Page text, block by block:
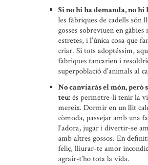
Si no hi ha demanda, no hi
les fàbriques de cadells són
gosses sobreviuen en gàbies
estretes, i l’única cosa que
criar. Si tots adoptéssim,
fàbriques tancarien i
superpoblació d’animals al
No canviaràs el món, però
teu:és permetre-li tenir la
mereix. Dormir en un llit
còmoda, passejar amb una
l’adora, jugar i divertir-se
amb altres gossos. En
feliç, lliurar-te amor
agrair-t’ho tota la vida.